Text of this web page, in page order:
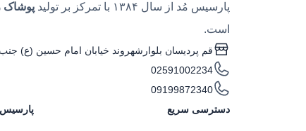
پارسیس مُد از سال ۱۳۸۴ با تمرکز بر تولید پوشاک
است.
قم پردیسان بلوارشهروند خیابان امام حسین (ع)
02591002234
09199872340
دسترسی سریع